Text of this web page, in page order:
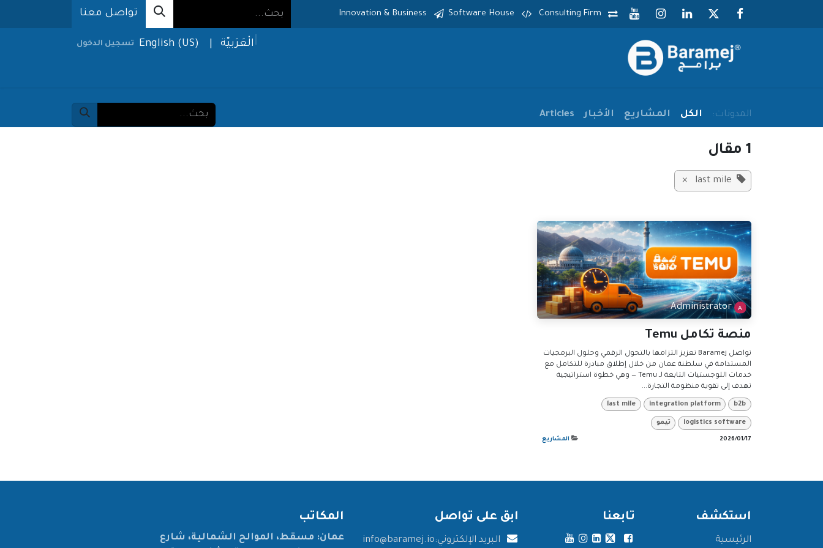
تخطي للذهاب إلى المحتوى
Consulting Firm
Software House
Innovation & Business تواصل معنا
الْعَرَبيّة English (US) تسجيل الدخول
المدونات: الكل المشاريع الأخبار Articles
1 مقال
last mile
×
Administrator
منصة تكامل Temu
تواصل Baramej تعزيز التزامها بالتحول الرقمي وحلول البرمجيات
المستدامة في سلطنة عمان من خلال إطلاق مبادرة للتكامل مع
خدمات اللوجستيات التابعة لـ Temu — وهي خطوة استراتيجية
تهدف إلى تقوية منظومة التجارة...
b2b
integration platform
last mile
logistics software تيمو
17‏/01‏/2026 المشاريع
استكشف
الرئيسية
تابعنا ابق على تواصل
البريد الإلكتروني:info@baramej.io
المكاتب
عمان: مسقط، الموالح الشمالية، شارع